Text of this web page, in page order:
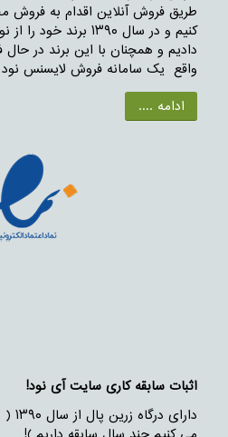
طریق فروش آنلاین اقدام به
کنیم و در سال ۱۳۹۰
دادیم و همچنان با این برند در
واقع یک سامانه فروش لایسنس نود ۳۲ ( ESET ) می باشد…
ادامه ....
اثبات سابقه کاری سایت آی نود!